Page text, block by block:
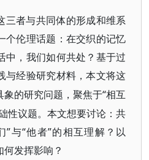
三者与共同体的形成和维系
个伦理话题：在交织的记忆
中，我们如何共处？基于过
与经验研究材料，本文将这
象的研究问题，聚焦于“相互
性议题。本文想要讨论：共
”与“他者”的相互理解？以
发挥影响？